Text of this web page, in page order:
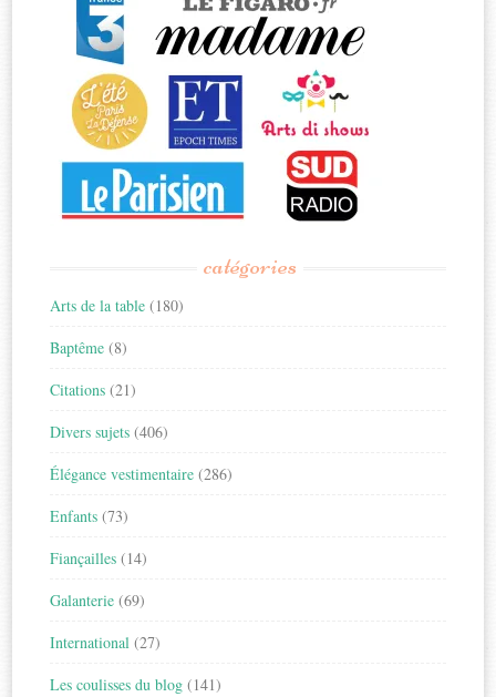
catégories
Arts de la table (180)
Baptême (8)
Citations (21)
Divers sujets (406)
Élégance vestimentaire (286)
Enfants (73)
Fiançailles (14)
Galanterie (69)
International (27)
Les coulisses du blog (141)